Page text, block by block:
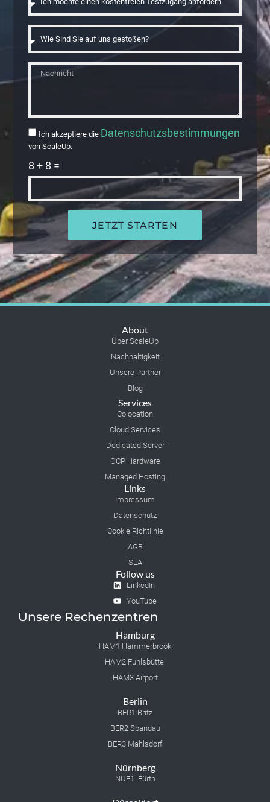
Ich akzeptiere die Datenschutzsbestimmungen
von ScaleUp.
8 + 8 =
JETZT STARTEN
Alternative:
About
Über ScaleUp
Nachhaltigkeit
Unsere Partner
Blog
Services
Colocation
Cloud Services
Dedicated Server
OCP Hardware
Managed Hosting
Links
Impressum
Datenschutz
Cookie Richtlinie
AGB
SLA
Follow us
LinkedIn
YouTube
Unsere Rechenzentren
Hamburg
HAM1 Hammerbrook
HAM2 Fuhlsbüttel
HAM3 Airport
Berlin
BER1 Britz
BER2 Spandau
BER3 Mahlsdorf
Nürnberg
NUE1 Fürth